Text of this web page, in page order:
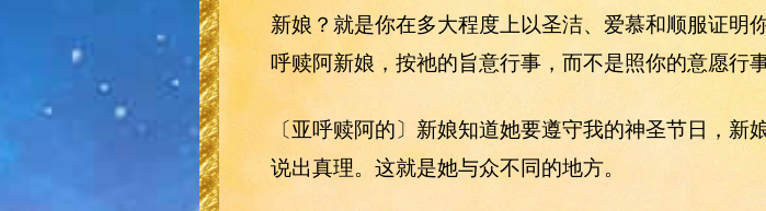
新娘？就是你在多大程度上以圣洁、爱慕和顺服证明
呼赎阿新娘，按祂的旨意行事，而不是照你的意愿行
〔亚呼赎阿的〕新娘知道她要遵守我的神圣节日，
说出真理。这就是她与众不同的地方。